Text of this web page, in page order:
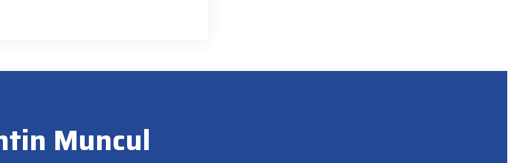
Muncul